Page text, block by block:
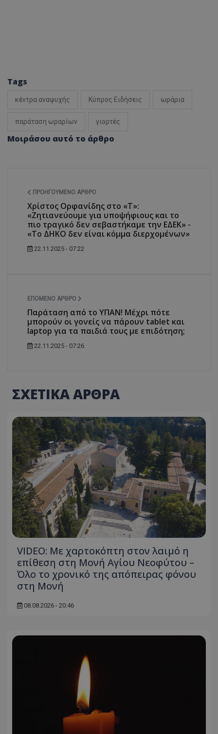
Tags
κέντρα αναψυχής Κύπρος Ειδήσεις ωράρια
παράταση ωραρίων γιορτές
Μοιράσου αυτό το άρθρο
ΠΡΟΗΓΟΎΜΕΝΟ ΆΡΘΡΟ
Χρίστος Ορφανίδης στο «Τ»:
«Ζητιανεύουμε για υποψήφιους και το
πιο τραγικό δεν σεβαστήκαμε την ΕΔΕΚ» -
«Το ΔΗΚΟ δεν είναι κόμμα διερχομένων»
22.11.2025 - 07:22
ΕΠΌΜΕΝΟ ΆΡΘΡΟ
Παράταση από το ΥΠΑΝ! Μέχρι πότε
μπορούν οι γονείς να πάρουν tablet και
laptop για τα παιδιά τους με επιδότηση;
22.11.2025 - 07:26
ΣΧΕΤΙΚΑ ΑΡΘΡΑ
VIDEO: Με χαρτοκόπτη στον λαιμό η
επίθεση στη Μονή Αγίου Νεοφύτου –
Όλο το χρονικό της απόπειρας φόνου
στη Μονή
08.08.2026 - 20:46